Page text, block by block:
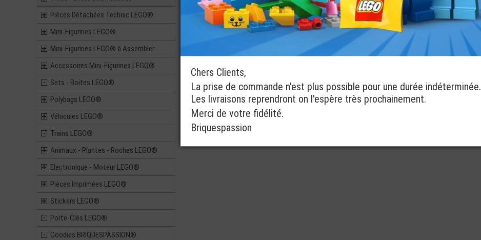
Pièces Détachées Technic LEGO®
Mini-Figurines LEGO®
Mini-Figurines LEGO® à Assembler
Accessoires Mini-Figurines LEGO®
Sets - Boites LEGO®
Polybags LEGO®
Véhicules LEGO®
Trains LEGO®
Animaux - Plantes - Roches LEGO®
Electronique - Moteur LEGO®
Pièces Imprimées LEGO®
Stickers LEGO®
Porte-Clés LEGO®
Goodies BRIQUESPASSION®
Chers Clients,
La prise de commande n'est plus possible pour une durée indéterminée.
Les livraisons reprendront on l'espère très prochainement.
Merci de votre fidélité.
Briquespassion